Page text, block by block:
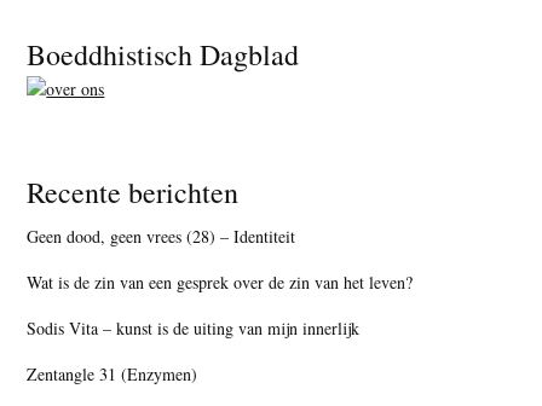
Footer
Boeddhistisch Dagblad
Recente berichten
Geen dood, geen vrees (28) – Identiteit
Wat is de zin van een gesprek over de zin van het leven?
Sodis Vita – kunst is de uiting van mijn innerlijk
Zentangle 31 (Enzymen)